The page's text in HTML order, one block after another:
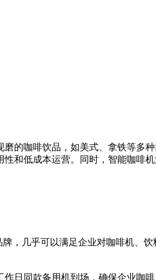
的咖啡饮品，如美式、拿铁等多种
和低成本运营。同时，智能咖啡
，几乎可以满足企业对咖啡机、饮
日同款备用机到场，确保企业咖啡